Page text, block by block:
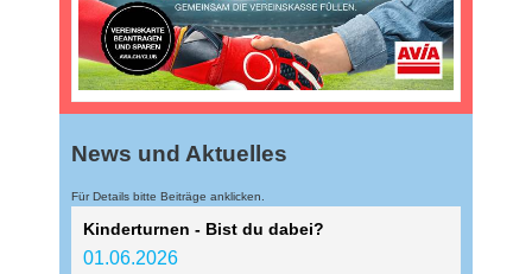
News und Aktuelles
Für Details bitte Beiträge anklicken.
Kinderturnen - Bist du dabei?
01.06.2026